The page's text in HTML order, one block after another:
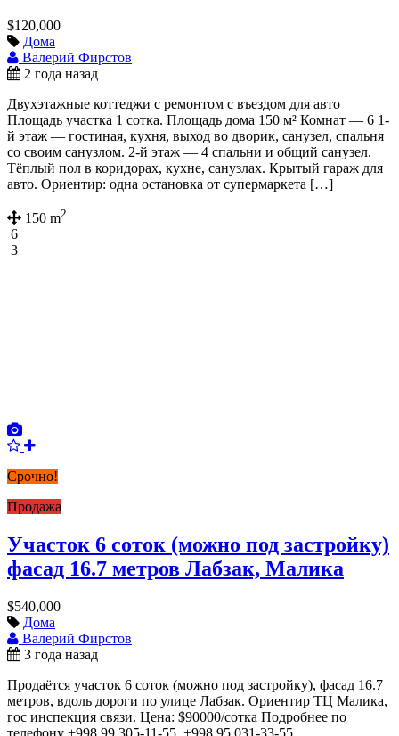
$120,000
Дома
Валерий Фирстов
2 года назад
Двухэтажные коттеджи с ремонтом с въездом для авто
Площадь участка 1 сотка. Площадь дома 150 м² Комнат — 6 1-
й этаж — гостиная, кухня, выход во дворик, санузел, спальня
со своим санузлом. 2-й этаж — 4 спальни и общий санузел.
Тёплый пол в коридорах, кухне, санузлах. Крытый гараж для
авто. Ориентир: одна остановка от супермаркета […]
150 m2
6
3
Срочно!
Продажа
Участок 6 соток (можно под застройку)
фасад 16.7 метров Лабзак, Малика
$540,000
Дома
Валерий Фирстов
3 года назад
Продаётся участок 6 соток (можно под застройку), фасад 16.7
метров, вдоль дороги по улице Лабзак. Ориентир ТЦ Малика,
гос инспекция связи. Цена: $90000/сотка Подробнее по
телефону +998 99 305-11-55, +998 95 031-33-55